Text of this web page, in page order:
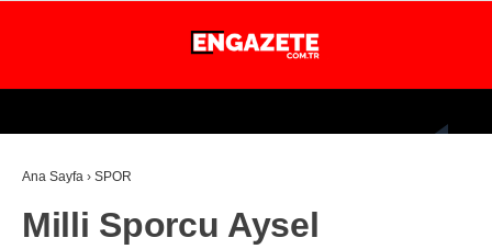
26.3
İSTANBUL
GÜNDEM
EKONOMİ
Ana Sayfa › SPOR
Milli Sporcu Aysel